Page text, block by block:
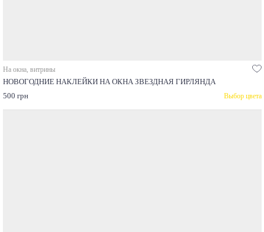
На окна, витрины
НОВОГОДНИЕ НАКЛЕЙКИ НА ОКНА ЗВЕЗДНАЯ ГИРЛЯНДА
500 грн
Выбор цвета